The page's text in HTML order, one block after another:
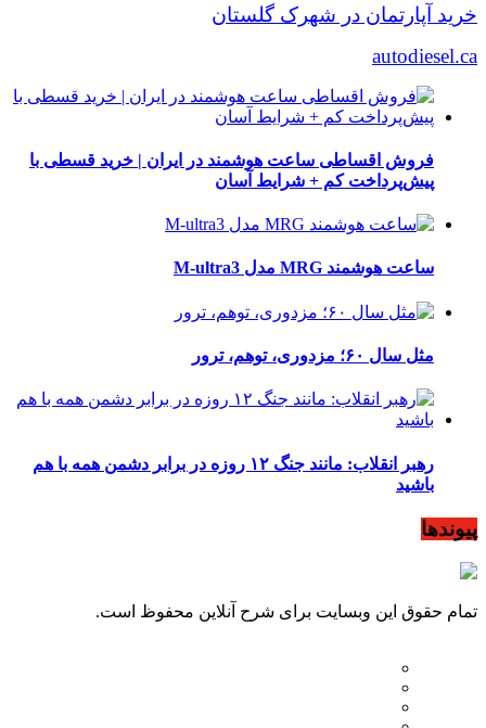
خرید آپارتمان در شهرک گلستان
autodiesel.ca
فروش اقساطی ساعت هوشمند در ایران | خرید قسطی با
پیش‌پرداخت کم + شرایط آسان
ساعت هوشمند MRG مدل M-ultra3
مثل سال ۶۰؛ مزدوری، توهم، ترور
رهبر انقلاب: مانند جنگ ۱۲ روزه در برابر دشمن همه با هم
باشید
پیوندها
تمام حقوق این وبسایت برای شرح آنلاین محفوظ است.